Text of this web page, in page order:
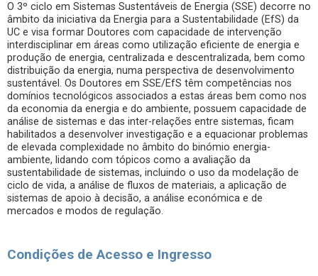
O 3º ciclo em Sistemas Sustentáveis de Energia (SSE) decorre no
âmbito da iniciativa da Energia para a Sustentabilidade (EfS) da
UC e visa formar Doutores com capacidade de intervenção
interdisciplinar em áreas como utilização eficiente de energia e
produção de energia, centralizada e descentralizada, bem como
distribuição da energia, numa perspectiva de desenvolvimento
sustentável. Os Doutores em SSE/EfS têm competências nos
domínios tecnológicos associados a estas áreas bem como nos
da economia da energia e do ambiente, possuem capacidade de
análise de sistemas e das inter-relações entre sistemas, ficam
habilitados a desenvolver investigação e a equacionar problemas
de elevada complexidade no âmbito do binómio energia-
ambiente, lidando com tópicos como a avaliação da
sustentabilidade de sistemas, incluindo o uso da modelação de
ciclo de vida, a análise de fluxos de materiais, a aplicação de
sistemas de apoio à decisão, a análise económica e de
mercados e modos de regulação.
Condições de Acesso e Ingresso